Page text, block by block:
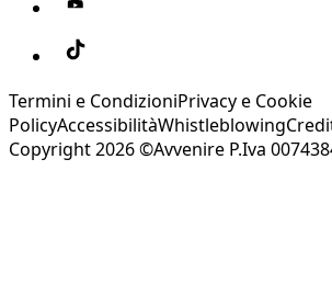
Termini e CondizioniPrivacy e Cookie
PolicyAccessibilitàWhistleblowing
Copyright 2026 ©Avvenire P.Iva